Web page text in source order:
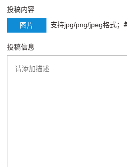
投稿内容
图片
支持jpg/png/jpeg格式；
投稿信息